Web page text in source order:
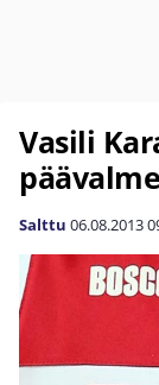
Vasili
Salttu 06.08.2013